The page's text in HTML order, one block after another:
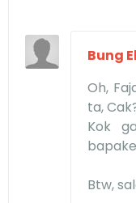
Bung
Oh,
ta,
Kok
Btw,